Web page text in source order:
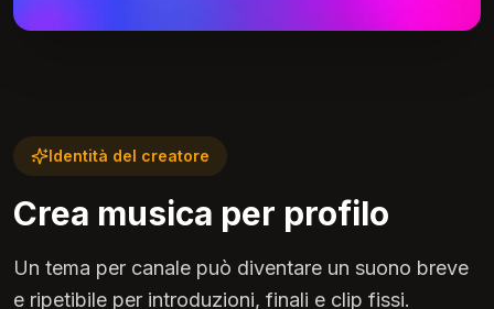
Identità del creatore
Crea musica per profilo
Un tema per canale può diventare un suono breve
e ripetibile per introduzioni, finali e clip fissi.